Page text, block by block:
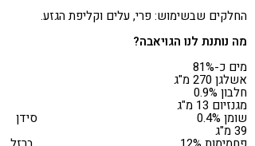
החלקים שבשימוש: פרי, עלים וקליפת הגזע.
מה נותנת לנו הגויאבה?
אשלגן 270 מ"ג
מגנזיום 13 מ"ג
שומן 0.4% סידן
39 מ"ג